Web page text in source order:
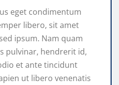
eget condimentum
libero, sit amet
ipsum. Nam quam
pulvinar, hendrerit id,
et ante tincidunt
ut libero venenatis